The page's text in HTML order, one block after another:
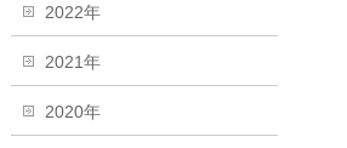
2022年
2021年
2020年